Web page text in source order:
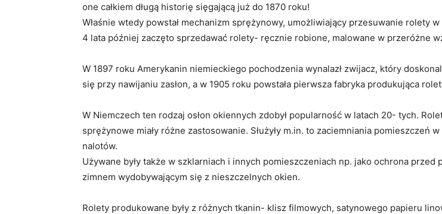
one całkiem długą historię sięgającą już do 1870 roku!
Właśnie wtedy powstał mechanizm sprężynowy, umożliwiający przesuwanie rolety w
4 lata później zaczęto sprzedawać rolety- ręcznie robione, malowane w przeróżne
W 1897 roku Amerykanin niemieckiego pochodzenia wynalazł zwijacz, który
się przy nawijaniu zasłon, a w 1905 roku powstała pierwsza fabryka produkująca
W Niemczech ten rodzaj osłon okiennych zdobył popularność w latach 20- tych.
sprężynowe miały różne zastosowanie. Służyły m.in. to zaciemniania pomieszczeń
nalotów.
Używane były także w szklarniach i innych pomieszczeniach np. jako ochrona przed
zimnem wydobywającym się z nieszczelnych okien.
Rolety produkowane były z różnych tkanin- klisz filmowych, satynowego papieru